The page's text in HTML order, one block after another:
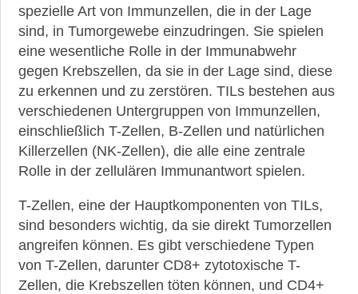
spezielle Art von Immunzellen, die in der Lage
sind, in Tumorgewebe einzudringen. Sie spielen
eine wesentliche Rolle in der Immunabwehr
gegen Krebszellen, da sie in der Lage sind, diese
zu erkennen und zu zerstören. TILs bestehen aus
verschiedenen Untergruppen von Immunzellen,
einschließlich T-Zellen, B-Zellen und natürlichen
Killerzellen (NK-Zellen), die alle eine zentrale
Rolle in der zellulären Immunantwort spielen.
T-Zellen, eine der Hauptkomponenten von TILs,
sind besonders wichtig, da sie direkt Tumorzellen
angreifen können. Es gibt verschiedene Typen
von T-Zellen, darunter CD8+ zytotoxische T-
Zellen, die Krebszellen töten können, und CD4+
►
News
►
Symptome
Diagnostik
►
Therapien